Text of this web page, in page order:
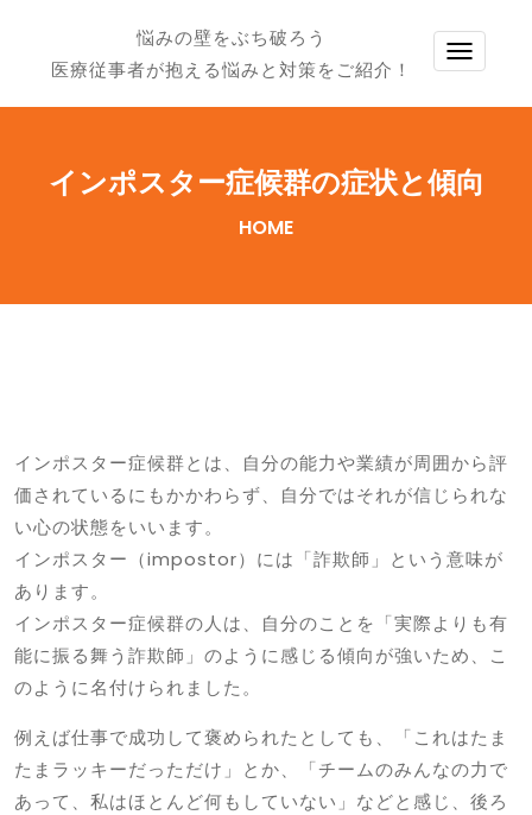
悩みの壁をぶち破ろう
医療従事者が抱える悩みと対策をご紹介！
インポスター症候群の症状と傾向
HOME
インポスター症候群とは、自分の能力や業績が周囲から評
価されているにもかかわらず、自分ではそれが信じられな
い心の状態をいいます。
インポスター（impostor）には「詐欺師」という意味が
あります。
インポスター症候群の人は、自分のことを「実際よりも有
能に振る舞う詐欺師」のように感じる傾向が強いため、こ
のように名付けられました。
例えば仕事で成功して褒められたとしても、「これはたま
たまラッキーだっただけ」とか、「チームのみんなの力で
あって、私はほとんど何もしていない」などと感じ、後ろ